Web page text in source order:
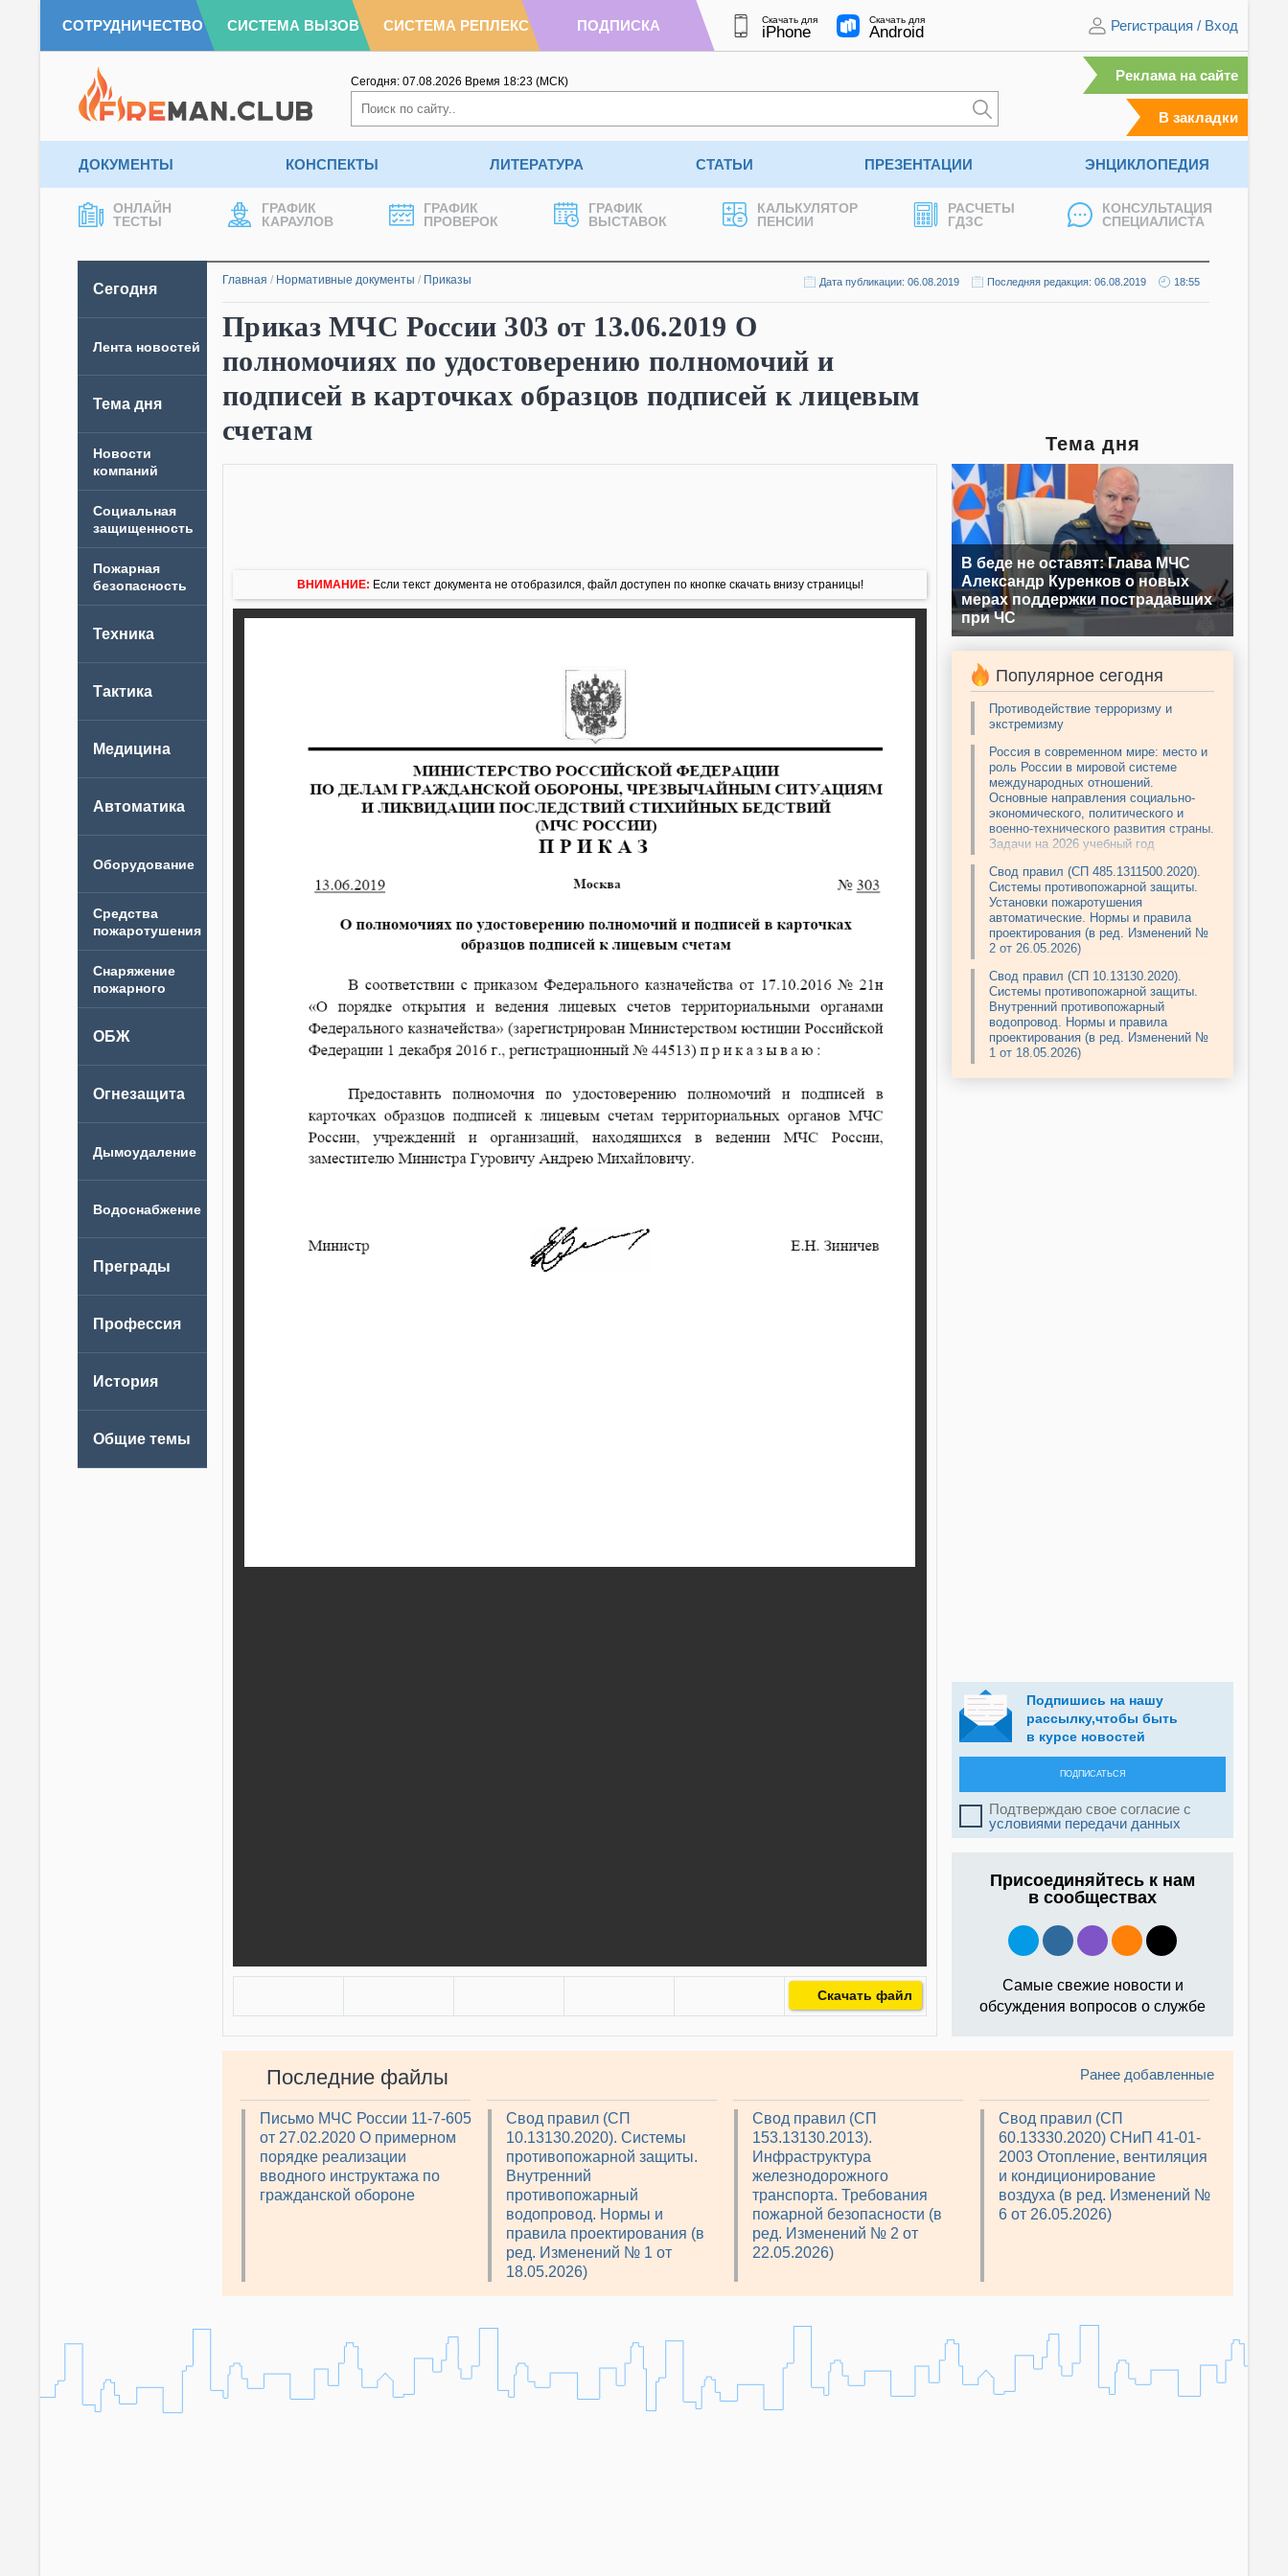
СОТРУДНИЧЕСТВО СИСТЕМА ВЫЗОВ СИСТЕМА РЕПЛЕКС ПОДПИСКА Скачать для
iPhone
Скачать для
Android Регистрация / Вход
Сегодня: 07.08.2026 Время 18:23 (МСК) Реклама на сайте
В закладки
ДОКУМЕНТЫ КОНСПЕКТЫ ЛИТЕРАТУРА СТАТЬИ ПРЕЗЕНТАЦИИ ЭНЦИКЛОПЕДИЯ
ОНЛАЙН
ТЕСТЫ
ГРАФИК
КАРАУЛОВ
ГРАФИК
ПРОВЕРОК
ГРАФИК
ВЫСТАВОК
КАЛЬКУЛЯТОР
ПЕНСИИ
РАСЧЕТЫ
ГДЗС
КОНСУЛЬТАЦИЯ
СПЕЦИАЛИСТА
Сегодня
Лента новостей
Тема дня
Новости
компаний
Главная / Нормативные документы / Приказы Дата публикации: 06.08.2019 Последняя редакция: 06.08.2019 18:55
Приказ МЧС России 303 от 13.06.2019 О
полномочиях по удостоверению полномочий и
подписей в карточках образцов подписей к лицевым
счетам
ВНИМАНИЕ: Если текст документа не отобразился, файл доступен по кнопке скачать внизу страницы!
Скачать файл
Тема дня
В беде не оставят: Глава МЧС
Александр Куренков о новых
мерах поддержки пострадавших
при ЧС
Популярное сегодня
Противодействие терроризму и
экстремизму
Россия в современном мире: место и
роль России в мировой системе
международных отношений.
Основные направления социально-
экономического, политического и
военно-технического развития страны.
Задачи на 2026 учебный год
Свод правил (СП 485.1311500.2020).
Системы противопожарной защиты.
Установки пожаротушения
автоматические. Нормы и правила
проектирования (в ред. Изменений №
2 от 26.05.2026)
Свод правил (СП 10.13130.2020).
Системы противопожарной защиты.
Внутренний противопожарный
водопровод. Нормы и правила
проектирования (в ред. Изменений №
1 от 18.05.2026)
Подпишись на нашу
рассылку,чтобы быть
в курсе новостей
ПОДПИСАТЬСЯ
Подтверждаю свое согласие с
условиями передачи данных
Присоединяйтесь к нам
в сообществах
Самые свежие новости и
обсуждения вопросов о службе
Последние файлы
Письмо МЧС России 11-7-605
от 27.02.2020 О примерном
порядке реализации
вводного инструктажа по
гражданской обороне
Свод правил (СП
10.13130.2020). Системы
противопожарной защиты.
Внутренний
противопожарный
водопровод. Нормы и
правила проектирования (в
ред. Изменений № 1 от
18.05.2026)
Свод правил (СП
153.13130.2013).
Инфраструктура
железнодорожного
транспорта. Требования
пожарной безопасности (в
ред. Изменений № 2 от
22.05.2026)
Свод правил (СП
60.13330.2020) СНиП 41-01-
2003 Отопление, вентиляция
и кондиционирование
воздуха (в ред. Изменений №
6 от 26.05.2026)
Ранее добавленные